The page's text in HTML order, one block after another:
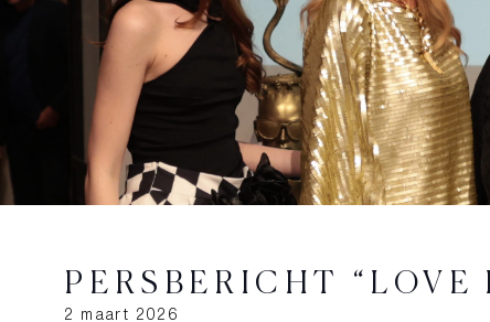
PERSBERICHT
2 maart 2026